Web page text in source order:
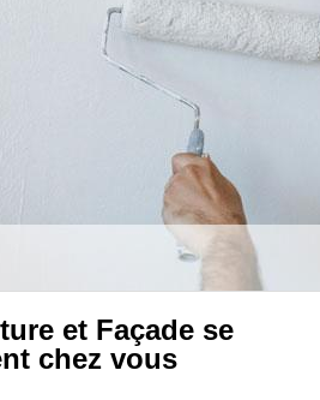
et Façade se
chez vous